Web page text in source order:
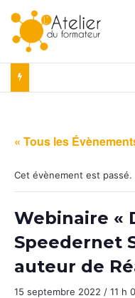
« Tous les
Cet évènement est passé.
Webinaire «
Speedernet
auteur de
15 septembre 2022 / 11 h